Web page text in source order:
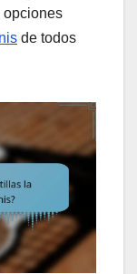
opciones
de todos